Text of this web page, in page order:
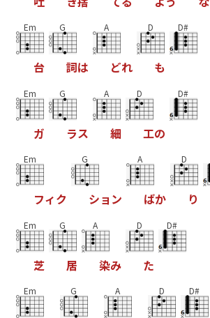
Em
台
G
詞は
A
どれ
D
も
D#
Em
ガ
G
ラス
A
細
D
工の
D#
Em
フィク
G
ショ ン
A
ばか
D
り
Em
芝
G
居
A
染み
D
た
D#
Em G A D D#